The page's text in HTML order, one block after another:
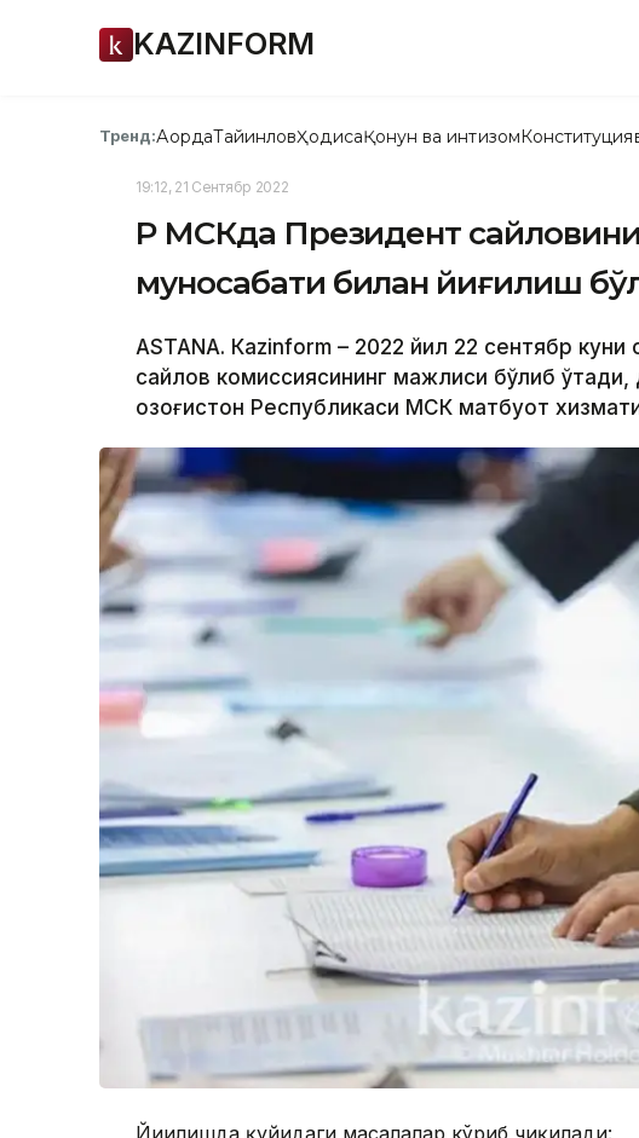
KAZINFORM
Тренд:АқордаТайинловҲодисаҚонун ва интизом
19:12, 21 Сентябр 2022
ҚР МСКда Президент
муносабати билан йиғилиш
ASTANА. Кazinform – 2022 йил 22 сентябр куни
сайлов комиссиясининг мажлиси бўлиб
Қозоғистон Республикаси МСК матбуот